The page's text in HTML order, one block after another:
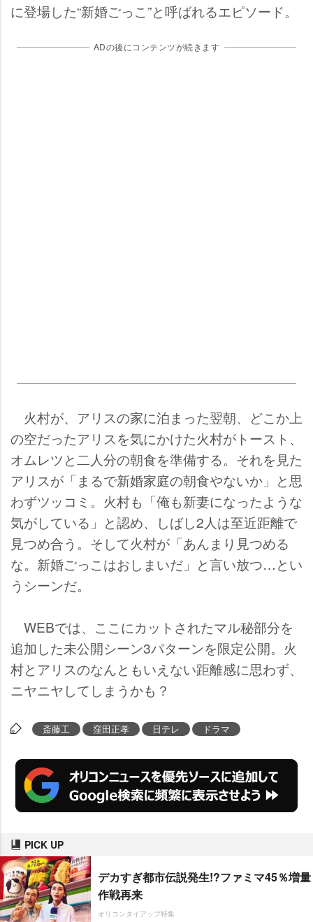
に登場した“新婚ごっこ”と呼ばれるエピソード。
ADの後にコンテンツが続きます
火村が、アリスの家に泊まった翌朝、どこか上
の空だったアリスを気にかけた火村がトースト、
オムレツと二人分の朝食を準備する。それを見た
アリスが「まるで新婚家庭の朝食やないか」と思
わずツッコミ。火村も「俺も新妻になったような
気がしている」と認め、しばし2人は至近距離で
見つめ合う。そして火村が「あんまり見つめる
な。新婚ごっこはおしまいだ」と言い放つ…とい
うシーンだ。
WEBでは、ここにカットされたマル秘部分を
追加した未公開シーン3パターンを限定公開。火
村とアリスのなんともいえない距離感に思わず、
ニヤニヤしてしまうかも？
斎藤工 窪田正孝 日テレ ドラマ
PICK UP
デカすぎ都市伝説発生!?ファミマ45％増量
作戦再来
オリコンタイアップ特集